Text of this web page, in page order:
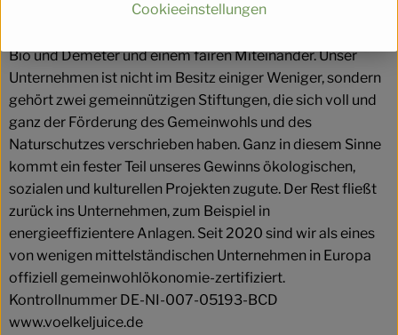
Anbaupartner*innen und besonders die Natur – und das
Bio und Demeter und einem fairen Miteinander. Unser
Unternehmen ist nicht im Besitz einiger Weniger, sondern
gehört zwei gemeinnützigen Stiftungen, die sich voll und
ganz der Förderung des Gemeinwohls und des
Naturschutzes verschrieben haben. Ganz in diesem Sinne
kommt ein fester Teil unseres Gewinns ökologischen,
sozialen und kulturellen Projekten zugute. Der Rest fließt
zurück ins Unternehmen, zum Beispiel in
energieeffizientere Anlagen. Seit 2020 sind wir als eines
von wenigen mittelständischen Unternehmen in Europa
offiziell gemeinwohlökonomie-zertifiziert.
Kontrollnummer DE-NI-007-05193-BCD
www.voelkeljuice.de
Cookieeinstellungen